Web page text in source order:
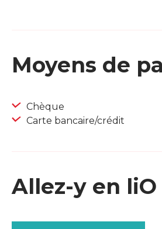
Moyens de
Chèque
Carte bancaire/crédit
Allez-y en liO